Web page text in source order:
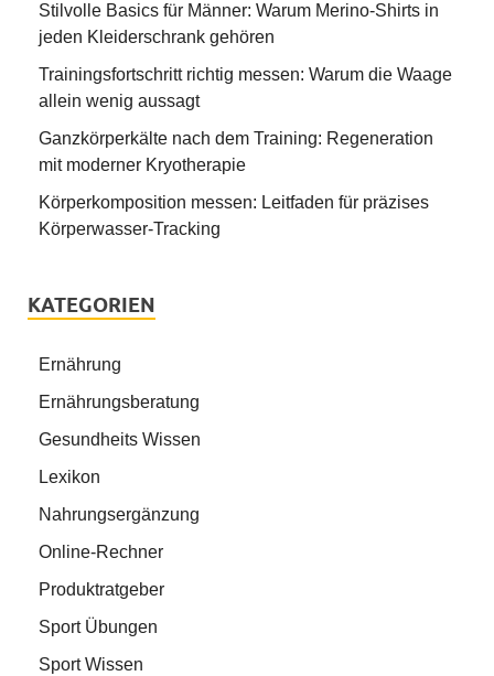
Stilvolle Basics für Männer: Warum Merino-Shirts in
jeden Kleiderschrank gehören
Trainingsfortschritt richtig messen: Warum die Waage
allein wenig aussagt
Ganzkörperkälte nach dem Training: Regeneration
mit moderner Kryotherapie
Körperkomposition messen: Leitfaden für präzises
Körperwasser-Tracking
KATEGORIEN
Ernährung
Ernährungsberatung
Gesundheits Wissen
Lexikon
Nahrungsergänzung
Online-Rechner
Produktratgeber
Sport Übungen
Sport Wissen